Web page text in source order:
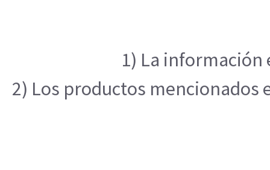
1) La información
2) Los productos mencionados